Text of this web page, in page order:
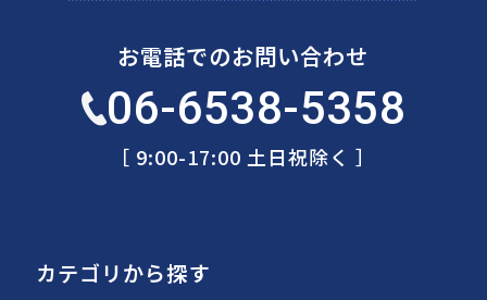
お電話でのお問い合わせ
06-6538-5358
［ 9:00-17:00 土日祝除く ］
カテゴリから探す